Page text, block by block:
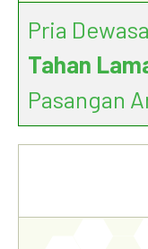
Pria
Tahan
Pasangan